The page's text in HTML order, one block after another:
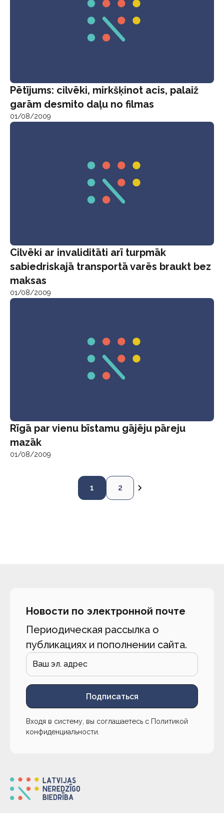
Pētījums: cilvēki, mirkšķinot acis, palaiž
garām desmito daļu no filmas
01/08/2009
Cilvēki ar invaliditāti arī turpmāk
sabiedriskajā transportā varēs braukt bez
maksas
01/08/2009
Rīgā par vienu bīstamu gājēju pāreju
mazāk
01/08/2009
1 2
Новости по электронной почте
Периодическая рассылка о
публикациях и пополнении сайта.
Подписаться
Входя в систему, вы соглашаетесь с Политикой
конфиденциальности